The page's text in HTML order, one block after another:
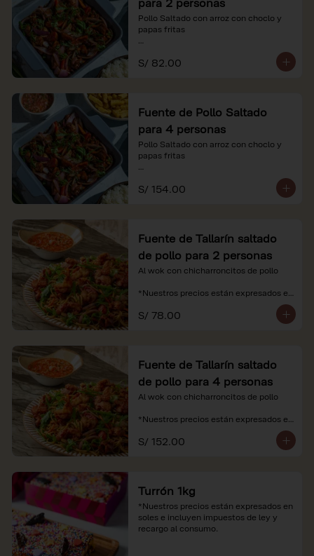
Pollo Saltado con arroz con choclo y
papas fritas
*Nuestros precios están expresados en
soles e incluyen impuestos de ley y
S/ 82.00
Fuente de Pollo Saltado
para 4 personas
Pollo Saltado con arroz con choclo y
papas fritas
*Nuestros precios están expresados en
soles e incluyen impuestos de ley y
S/ 154.00
Fuente de Tallarín saltado
de pollo para 2 personas
Al wok con chicharroncitos de pollo
*Nuestros precios están expresados en
recargo al consumo.
S/ 78.00
Fuente de Tallarín saltado
de pollo para 4 personas
Al wok con chicharroncitos de pollo
*Nuestros precios están expresados en
recargo al consumo.
S/ 152.00
Turrón 1kg
*Nuestros precios están expresados en
soles e incluyen impuestos de ley y
recargo al consumo.